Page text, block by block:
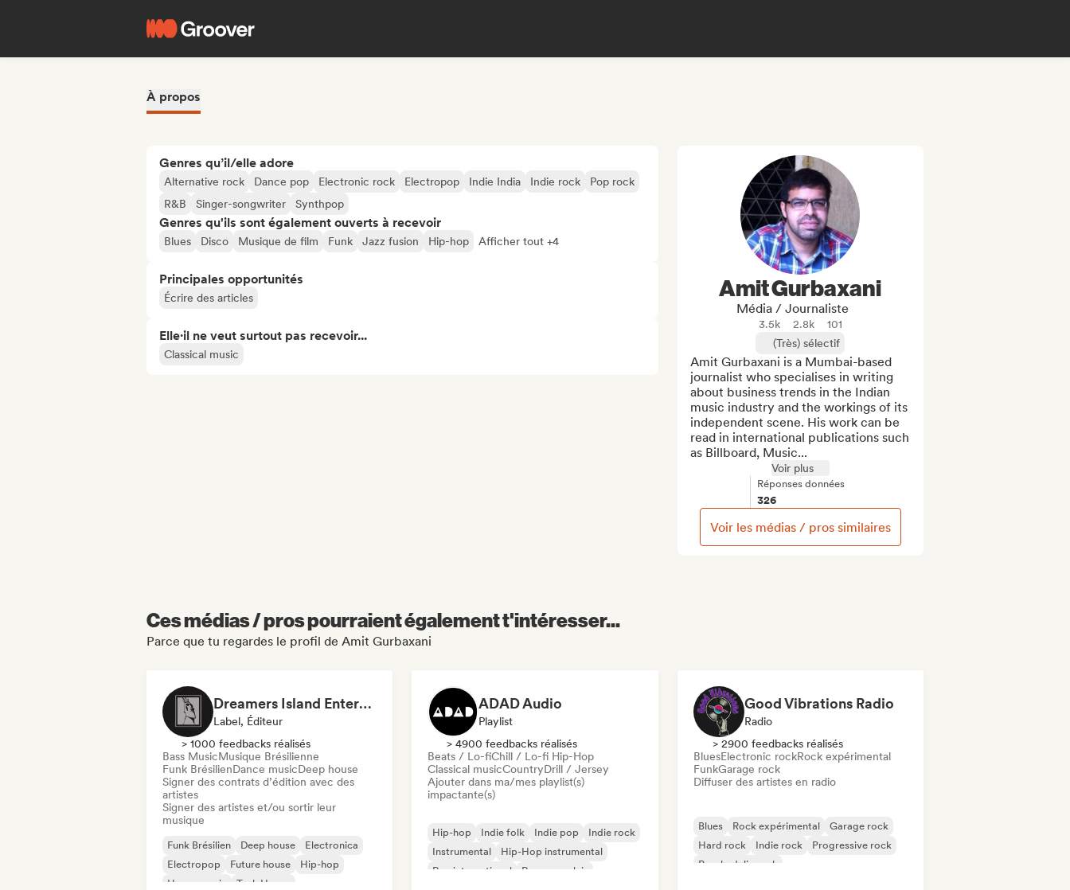
À propos
Genres qu’il/elle adore
Alternative rock Dance pop Electronic rock Electropop Indie India Indie rock
Pop rock
R&B
Singer-songwriter Synthpop
Genres qu'ils sont également ouverts à recevoir
Blues Disco Musique de film Funk Jazz fusion Hip-hop Afficher tout +4
Principales opportunités
Écrire des articles
Elle·il ne veut surtout pas recevoir...
Classical music
Amit Gurbaxani
Média / Journaliste
3.5k 2.8k
101
(Très) sélectif
Amit Gurbaxani is a Mumbai-based
journalist who specialises in writing
about business trends in the Indian
music industry and the workings of its
independent scene. His work can be
read in international publications such
as Billboard, Music...
Voir plus
Réponses données
326
Voir les médias / pros similaires
Ces médias / pros pourraient également t'intéresser...
Parce que tu regardes le profil de Amit Gurbaxani
Dreamers Island Entertainment
Label, Éditeur
> 1000 feedbacks réalisés
Bass MusicMusique Brésilienne
Funk BrésilienDance musicDeep house
Signer des contrats d’édition avec des
artistes
Signer des artistes et/ou sortir leur
musique
Funk Brésilien Deep house
Electronica
Electropop
Future house
Hip-hop
House music
Tech House
ADAD Audio
Playlist
> 4900 feedbacks réalisés
Beats / Lo-fiChill / Lo-fi Hip-Hop
Classical musicCountryDrill / Jersey
Ajouter dans ma/mes playlist(s)
impactante(s)
Hip-hop Indie folk Indie pop
Indie rock
Instrumental
Hip-Hop instrumental
Rap international
Rap en anglais
Good Vibrations Radio
Radio
> 2900 feedbacks réalisés
BluesElectronic rockRock expérimental
FunkGarage rock
Diffuser des artistes en radio
Blues Rock expérimental
Garage rock
Hard rock
Indie rock
Progressive rock
Psychedelic rock